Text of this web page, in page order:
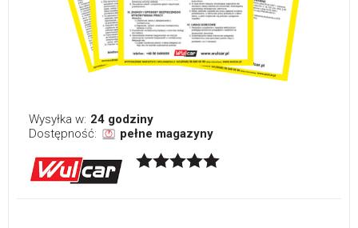
Wysyłka w: 24 godziny
Dostępność:
pełne magazyny